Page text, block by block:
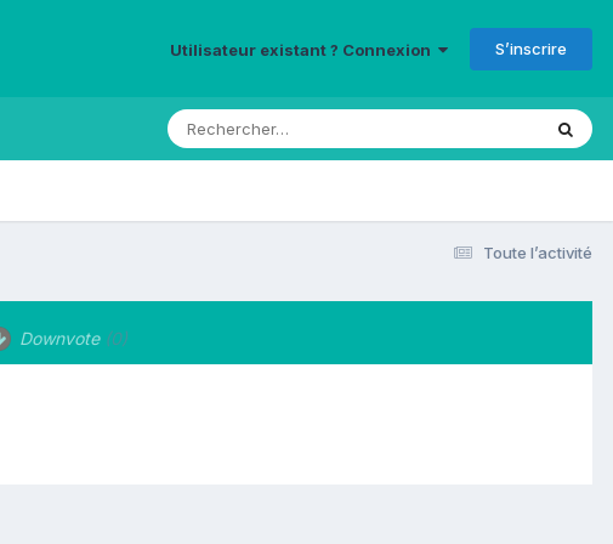
Utilisateur existant ? Connexion S’inscrire
Toute l’activité
Downvote (0)